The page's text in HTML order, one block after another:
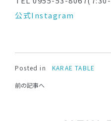
公式Instagram
Posted in KARAE TABLE
前の記事へ